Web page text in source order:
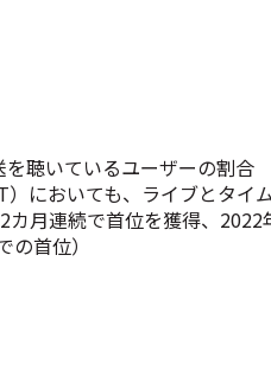
聴いているユーザーの割合
においても、ライブとタイ
月連続で首位を獲得、2022
首位）